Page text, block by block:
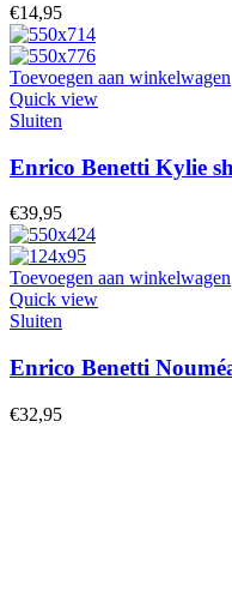
€14,95
Toevoegen aan winkelwagen
Quick view
Sluiten
Enrico Benetti Kylie
€39,95
Toevoegen aan winkelwagen
Quick view
Sluiten
Enrico Benetti
€32,95